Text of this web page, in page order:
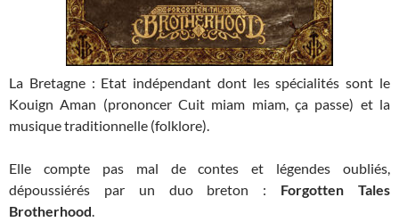
La Bretagne : Etat indépendant dont les spécialités sont le
Kouign Aman (prononcer Cuit miam miam, ça passe) et la
musique traditionnelle (folklore).
Elle compte pas mal de contes et légendes oubliés,
dépoussiérés par un duo breton : Forgotten Tales
Brotherhood.